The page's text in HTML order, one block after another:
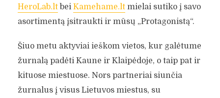
HeroLab.ltbei Kamehame.ltmielai sutiko į savo
asortimentą įsitraukti ir mūsų „Protagonistą“.
Šiuo metu aktyviai ieškom vietos, kur galėtume
žurnalą padėti Kaune ir Klaipėdoje, o taip pat ir
kituose miestuose. Nors partneriai siunčia
žurnalus į visus Lietuvos miestus, su